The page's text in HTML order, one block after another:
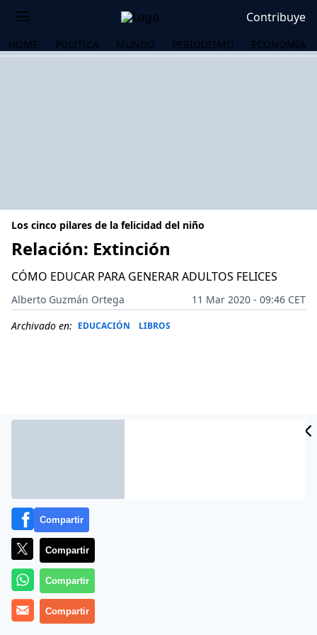
Contribuye
HOME POLÍTICA MUNDO PERIODISMO ECONOMÍA
Los cinco pilares de la felicidad del niño
Relación: Extinción
CÓMO EDUCAR PARA GENERAR ADULTOS FELICES
Alberto Guzmán Ortega
11 Mar 2020 - 09:46 CET
Archivado en: EDUCACIÓN LIBROS
Más información
Compartir
Compartir
Compartir
Compartir